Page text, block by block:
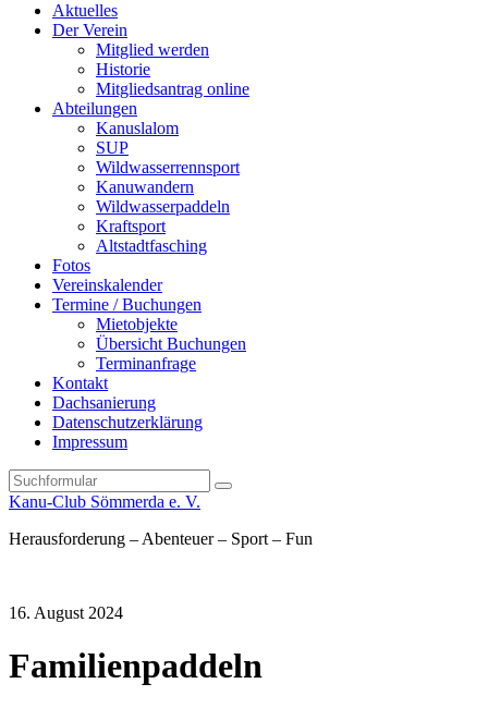
Aktuelles
Der Verein
Mitglied werden
Historie
Mitgliedsantrag online
Abteilungen
Kanuslalom
SUP
Wildwasserrennsport
Kanuwandern
Wildwasserpaddeln
Kraftsport
Altstadtfasching
Fotos
Vereinskalender
Termine / Buchungen
Mietobjekte
Übersicht Buchungen
Terminanfrage
Kontakt
Dachsanierung
Datenschutzerklärung
Impressum
Search
Kanu-Club Sömmerda e. V.
Herausforderung – Abenteuer – Sport – Fun
16. August 2024
Familienpaddeln